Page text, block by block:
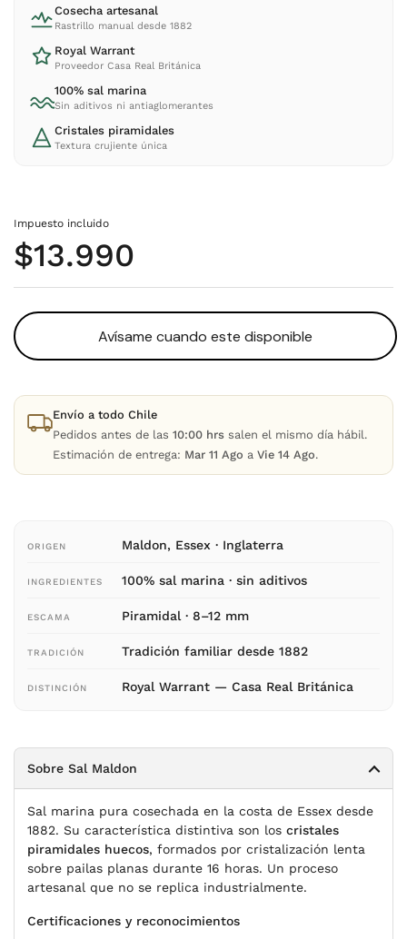
Cosecha artesanal
Rastrillo manual desde 1882
Royal Warrant
Proveedor Casa Real Británica
100% sal marina
Sin aditivos ni antiaglomerantes
Cristales piramidales
Textura crujiente única
Impuesto incluido
Precio normal
$13.990
Avísame cuando este disponible
Envío a todo Chile
Pedidos antes de las 10:00 hrs salen el mismo día hábil.
Estimación de entrega: Mar 11 Ago a Vie 14 Ago.
ORIGEN Maldon, Essex · Inglaterra
INGREDIENTES 100% sal marina · sin aditivos
ESCAMA Piramidal · 8–12 mm
TRADICIÓN Tradición familiar desde 1882
DISTINCIÓN Royal Warrant — Casa Real Británica
Sobre Sal Maldon
Sal marina pura cosechada en la costa de Essex desde
1882. Su característica distintiva son los cristales
piramidales huecos, formados por cristalización lenta
sobre pailas planas durante 16 horas. Un proceso
artesanal que no se replica industrialmente.
Certificaciones y reconocimientos